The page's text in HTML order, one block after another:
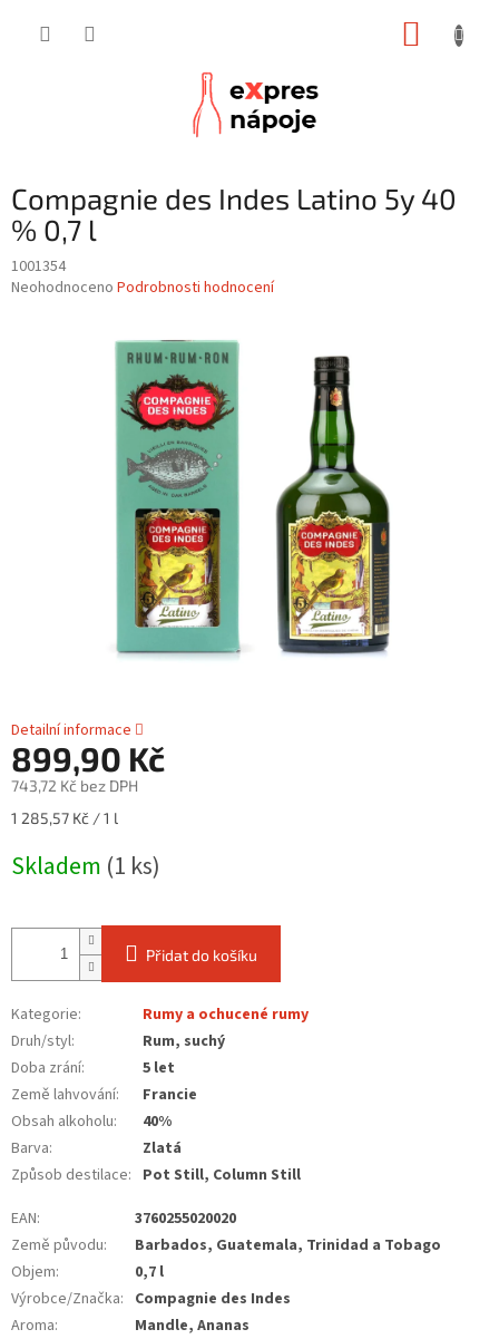
Compagnie des Indes Latino 5y 40
% 0,7 l
1001354
Průměrné
Neohodnoceno Podrobnosti hodnocení
Detailní informace
899,90 Kč
743,72 Kč bez DPH
Měrná
1 285,57 Kč / 1 l
Skladem (1 ks)
Přidat do košíku
Kategorie:
Rumy a ochucené rumy
Druh/styl:
Rum, suchý
Doba zrání:
5 let
Země lahvování:
Francie
Obsah alkoholu:
40%
Barva:
Zlatá
Způsob destilace: Pot Still, Column Still
EAN:
3760255020020
Země původu:
Barbados, Guatemala, Trinidad a Tobago
Objem:
0,7 l
Výrobce/Značka: Compagnie des Indes
Aroma:
Mandle, Ananas